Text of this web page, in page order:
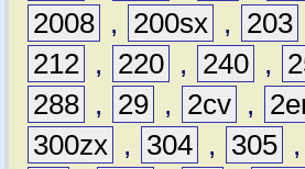
2008 , 200sx , 203
212 , 220 , 240 ,
288 , 29 , 2cv ,
300zx , 304 , 305 ,